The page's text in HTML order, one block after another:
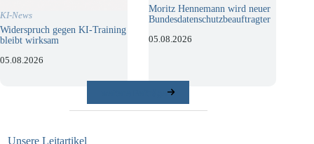
KI-News
Widerspruch gegen KI-Training
bleibt wirksam
05.08.2026
Moritz Hennemann wird neuer
Bundesdatenschutzbeauftragter
05.08.2026
Unsere Leitartikel